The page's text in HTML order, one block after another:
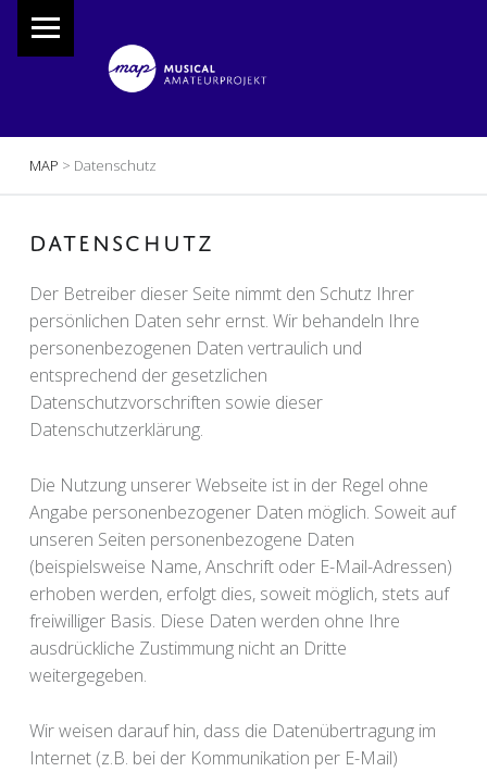
BREADCRUMBS NAVIGATION
MAP > Datenschutz
DATENSCHUTZ
Der Betreiber dieser Seite nimmt den Schutz Ihrer
persönlichen Daten sehr ernst. Wir behandeln Ihre
personenbezogenen Daten vertraulich und
entsprechend der gesetzlichen
Datenschutzvorschriften sowie dieser
Datenschutzerklärung.
Die Nutzung unserer Webseite ist in der Regel ohne
Angabe personenbezogener Daten möglich. Soweit auf
unseren Seiten personenbezogene Daten
(beispielsweise Name, Anschrift oder E-Mail-Adressen)
erhoben werden, erfolgt dies, soweit möglich, stets auf
freiwilliger Basis. Diese Daten werden ohne Ihre
ausdrückliche Zustimmung nicht an Dritte
weitergegeben.
Wir weisen darauf hin, dass die Datenübertragung im
Internet (z.B. bei der Kommunikation per E-Mail)